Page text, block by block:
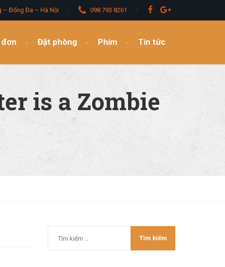
– Đống Đa – Hà Nội 098 793 8261
Đặt phòng Phim Tin tức
is a Zombie